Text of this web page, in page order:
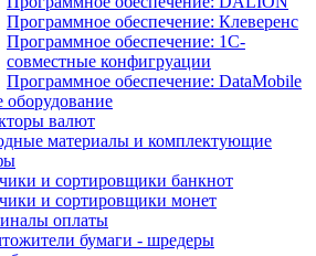
Программное обеспечение: Клеверенс
Программное обеспечение: 1С-
совместные конфигруации
Программное обеспечение: DataMobile
оборудование
валют
материалы и комплектующие
и сортировщики банкнот
и сортировщики монет
оплаты
бумаги - шредеры